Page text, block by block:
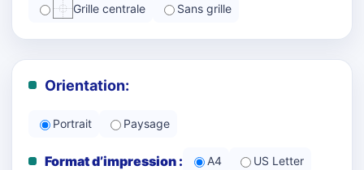
Grille centrale Sans grille
Orientation:
Portrait Paysage
Format d’impression : A4 US Letter